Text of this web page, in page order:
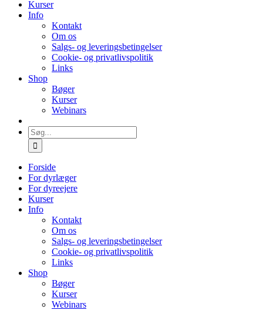
Kurser
Info
Kontakt
Om os
Salgs- og leveringsbetingelser
Cookie- og privatlivspolitik
Links
Shop
Bøger
Kurser
Webinars
Søg
efter:
Forside
For dyrlæger
For dyreejere
Kurser
Info
Kontakt
Om os
Salgs- og leveringsbetingelser
Cookie- og privatlivspolitik
Links
Shop
Bøger
Kurser
Webinars